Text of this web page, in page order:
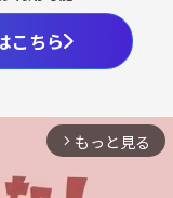
こちら
arrow_forward_ios もっと見る